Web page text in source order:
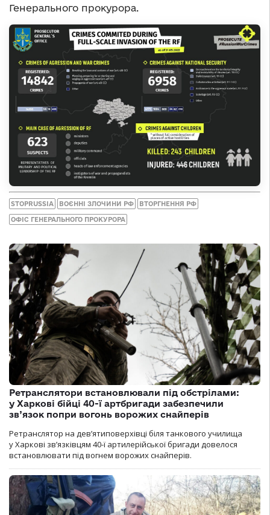
Генерального прокурора.
STOPRUSSIA ВОЄННІ ЗЛОЧИНИ РФ ВТОРГНЕННЯ РФ
ОФІС ГЕНЕРАЛЬНОГО ПРОКУРОРА
Ретранслятори встановлювали під обстрілами:
у Харкові бійці 40-ї артбригади забезпечили
зв’язок попри вогонь ворожих снайперів
Ретранслятор на дев’ятиповерхівці біля танкового училища
у Харкові зв’язківцям 40-ї артилерійської бригади довелося
встановлювати під вогнем ворожих снайперів.